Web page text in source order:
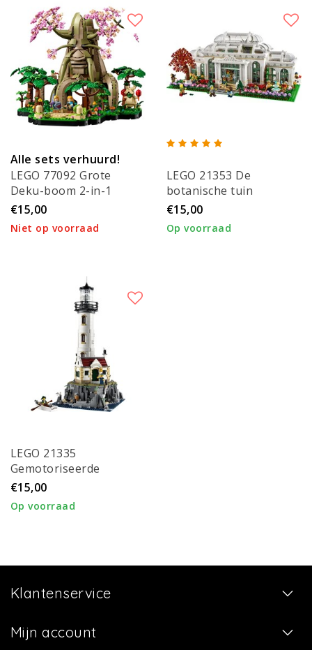
Alle sets verhuurd!
LEGO 77092 Grote
Deku-boom 2-in-1
€15,00
Niet op voorraad
LEGO 21353 De
botanische tuin
€15,00
Op voorraad
LEGO 21335
Gemotoriseerde
vuurtoren
€15,00
Op voorraad
Klantenservice
Mijn account